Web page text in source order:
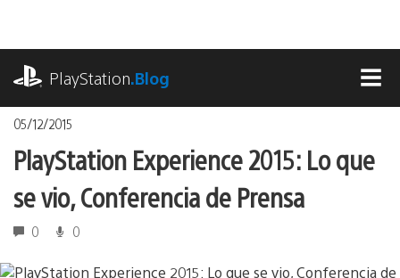
contenido
PlayStation.Blog
05/12/2015
PlayStation Experience 2015: Lo que
se vio, Conferencia de Prensa
0 0